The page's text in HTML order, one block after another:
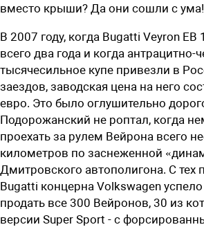
вместо крыши? Да они сошли с ума!
В 2007 году, когда Bugatti Veyron EB
всего два года и когда антрацитно-
тысячесильное купе привезли в
заездов, заводская цена на него
евро. Это было оглушительно
Подорожанский не роптал, когда
проехать за рулем Вейрона всего
километров по заснеженной
Дмитровского автополигона. С тех
Bugatti концерна Volkswagen
продать все 300 Вейронов, 30 из
версии Super Sport - с